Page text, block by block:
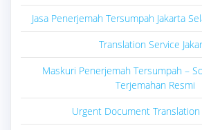
Jasa Penerjemah Tersumpah Jakarta
Translation Service
Maskuri Penerjemah Tersumpah –
Terjemahan Resmi
Urgent Document Translation